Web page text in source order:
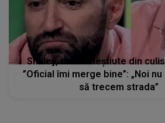
Smiley, detalii neștiute din
”Oficial îmi merge bine”: „Noi
să trecem strada”